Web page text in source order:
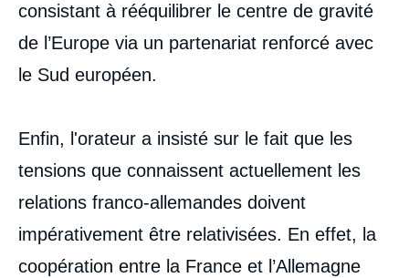
consistant à rééquilibrer le centre de gravité
de l’Europe via un partenariat renforcé avec
le Sud européen.
Enfin, l'orateur a insisté sur le fait que les
tensions que connaissent actuellement les
relations franco-allemandes doivent
impérativement être relativisées. En effet, la
coopération entre la France et l’Allemagne